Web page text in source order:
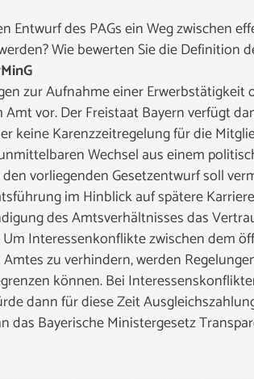
Entwurf des PAGs ein Weg zwischen
Wie bewerten Sie die Definition
zur Aufnahme einer
vor. Der Freistaat Bayern verfügt
keine Karenzzeitregelung für die
Wechsel aus einem
vorliegenden Gesetzentwurf soll
im Hinblick auf spätere
des Amtsverhältnisses das
Interessenkonflikte zwischen dem
zu verhindern, werden
können. Bei
dann für diese Zeit
das Bayerische Ministergesetz